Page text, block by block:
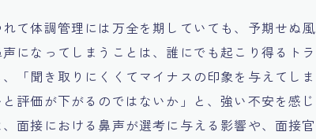
て体調管理には万全を期していても、予期せぬ風
になってしまうことは、誰にでも起こり得るトラ
「聞き取りにくくてマイナスの印象を与えてしま
評価が下がるのではないか」と、強い不安を感じ
面接における鼻声が選考に与える影響や、面接官